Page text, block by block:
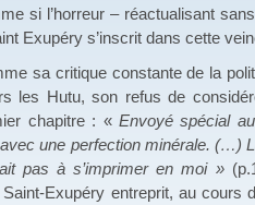
si l’horreur – réactualisant
Exupéry s’inscrit dans cette
sa critique constante de la
les Hutu, son refus de
chapitre : «Envoyé spécial
une perfection minérale. (…)
pas à s’imprimer en moi »
Exupéry entreprit, au cours